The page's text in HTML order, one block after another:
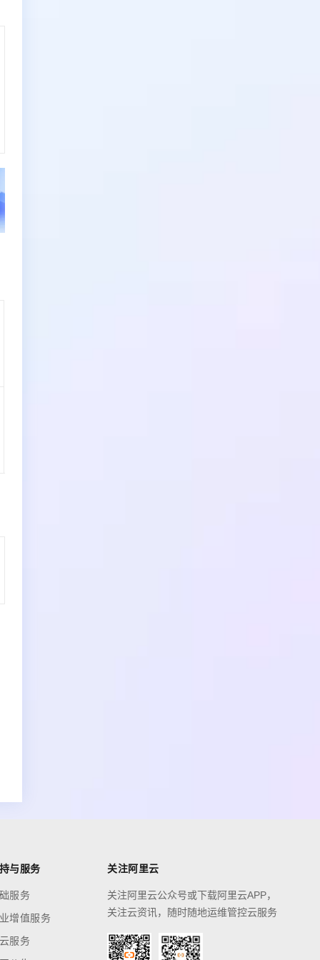
与服务
服务
增值服务
服务
关注阿里云
关注阿里云公众号或下载阿里云APP，
关注云资讯，随时随地运维管控云服务